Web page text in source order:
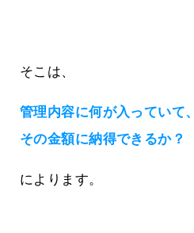
そこは、
管理内容に何が入っていて、
その金額に納得できるか？
によります。